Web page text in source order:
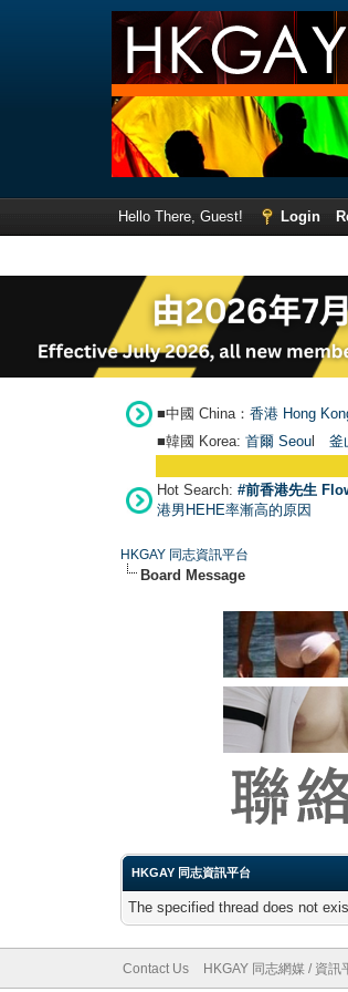
Hello There, Guest! Login
■中國 China： 香港 Hong
■韓國 Korea: 首爾 Seou 釜
Hot Search: #前香港先生
港男HEHE率漸高的原因
HKGAY 同志資訊平台
Board Message
HKGAY 同志資訊平台
The specified thread does not
Contact Us HKGAY 同志網媒 / 資訊